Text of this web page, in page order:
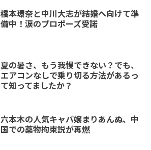
橋本環奈と中川大志が結婚へ向けて準
備中！涙のプロポーズ受諾
夏の暑さ、もう我慢できない？でも、
エアコンなしで乗り切る方法があるっ
て知ってましたか？
六本木の人気キャバ嬢まりあんぬ、中
国での薬物拘束説が再燃